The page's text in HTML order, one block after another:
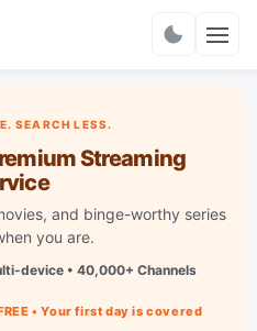
SEARCH LESS.
Streaming
and binge-worthy series
you are.
device • 40,000+ Channels
FREE • Your first day is covered